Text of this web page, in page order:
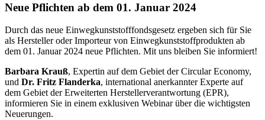
Neue Pflichten ab dem 01. Januar 2024
Durch das neue Einwegkunststofffondsgesetz ergeben sich für Sie
als Hersteller oder Importeur von Einwegkunststoffprodukten ab
dem 01. Januar 2024 neue Pflichten. Mit uns bleiben Sie informiert!
Barbara Krauß, Expertin auf dem Gebiet der Circular Economy,
und Dr. Fritz Flanderka, international anerkannter Experte auf
dem Gebiet der Erweiterten Herstellerverantwortung (EPR),
informieren Sie in einem exklusiven Webinar über die wichtigsten
Neuerungen.